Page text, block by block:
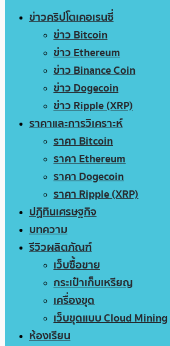
ข่าวคริปโตเคอเรนซี่
ข่าว Bitcoin
ข่าว Ethereum
ข่าว Binance Coin
ข่าว Dogecoin
ข่าว Ripple (XRP)
ราคาและการวิเคราะห์
ราคา Bitcoin
ราคา Ethereum
ราคา Dogecoin
ราคา Ripple (XRP)
ปฏิทินเศรษฐกิจ
บทความ
รีวิวผลิตภัณฑ์
เว็บซื้อขาย
กระเป๋าเก็บเหรียญ
เครื่องขุด
เว็บขุดแบบ Cloud Mining
ห้องเรียน